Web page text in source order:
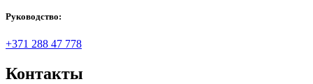
Руководство:
+371 288 47 778
Контакты